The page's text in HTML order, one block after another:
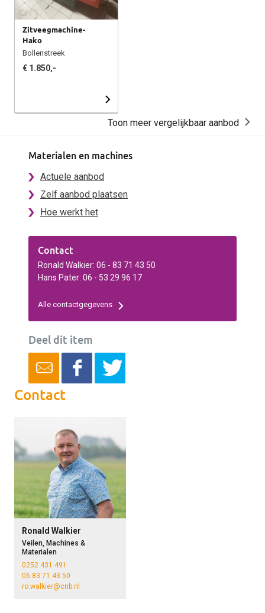
Zitveegmachine-
Hako
Bollenstreek
€ 1.850,-
Toon meer vergelijkbaar aanbod
Materialen en machines
Actuele aanbod
Zelf aanbod plaatsen
Hoe werkt het
Contact
Ronald Walkier: 06 - 83 71 43 50
Hans Pater: 06 - 53 29 96 17
Alle contactgegevens
Deel dit item
Contact
Ronald Walkier
Veilen, Machines &
Materialen
0252 431 491
06 83 71 43 50
ro.walkier@cnb.nl